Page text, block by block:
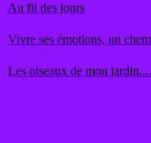
Au fil des jours
Vivre ses émotions, un
Les oiseaux de mon